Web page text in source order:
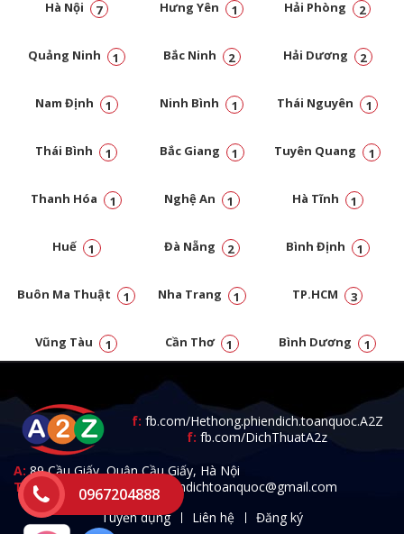
Hà Nội 7 Hưng Yên 1 Hải Phòng 2
Quảng Ninh 1 Bắc Ninh 2 Hải Dương 2
Nam Định 1 Ninh Bình 1 Thái Nguyên 1
Thái Bình 1 Bắc Giang 1 Tuyên Quang 1
Thanh Hóa 1 Nghệ An 1 Hà Tĩnh 1
Huế 1 Đà Nẵng 2 Bình Định 1
Buôn Ma Thuật 1 Nha Trang 1 TP.HCM 3
Vũng Tàu 1 Cần Thơ 1 Bình Dương 1
f: fb.com/Hethong.phiendich.toanquoc.A2Z
f: fb.com/DichThuatA2z
A: 89 Cầu Giấy, Quận Cầu Giấy, Hà Nội
T:0967.204.888 -E: a2zphiendichtoanquoc@gmail.com
Tuyển dụng
Liên hệ
Đăng ký
0967204888